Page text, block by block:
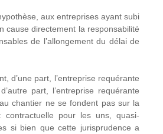
aux entreprises ayant subi
cause directement la responsabilité
de l’allongement du délai de
d’une part, l’entreprise requérante
part, l’entreprise requérante
chantier ne se fondent pas sur la
contractuelle pour les uns, quasi-
si bien que cette jurisprudence a